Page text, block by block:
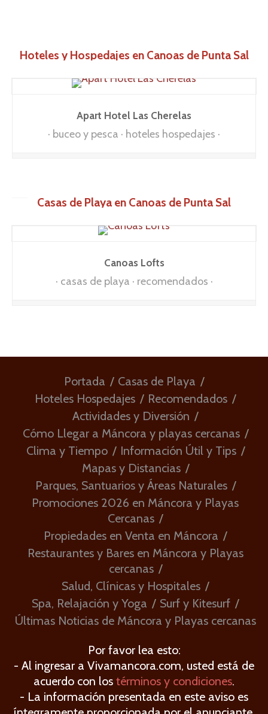
Hoteles y Hospedajes en Canoas de Punta Sal
Apart Hotel Las Cherelas
buceo y pesca hoteles hospedajes
Casas de Playa en Canoas de Punta Sal
Canoas Lofts
casas de playa recomendados
Portada
Casas de Playa
Hoteles Hospedajes
Recomendados
Actividades y Diversión
Cómo Llegar a Máncora y playas cercanas
Clima y Tiempo
Información Útil y Tips
Mapas y Distancias
Parques, Santuarios y Áreas Naturales
Promociones 2026 en Máncora y Playas
Cercanas
Propiedades en Venta en Máncora
Restaurantes y Bares en Máncora y Playas
cercanas
Salud, Clínicas y Hospitales
Spa, Relajación y Yoga
Surf y Kitesurf
Últimas Noticias de Máncora y Playas cercanas
Por favor lea esto:
- Al ingresar a Vivamancora.com, usted está de
acuerdo con los términos y condiciones.
- La información presentada en este aviso es